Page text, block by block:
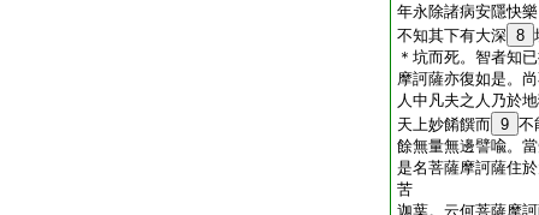
年永除諸病安隱快
不知其下有大深 8
＊坑而死。智者知
摩訶薩亦復如是。
人中凡夫之人乃於
天上妙餚饌而 9 不
餘無量無邊譬喩。
是名菩薩摩訶薩住
苦
迦葉。云何菩薩摩